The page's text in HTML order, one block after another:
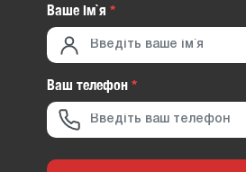
Ваше iм`я *
Ваш телефон*